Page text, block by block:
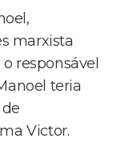
marxista
responsável
teria
Victor.